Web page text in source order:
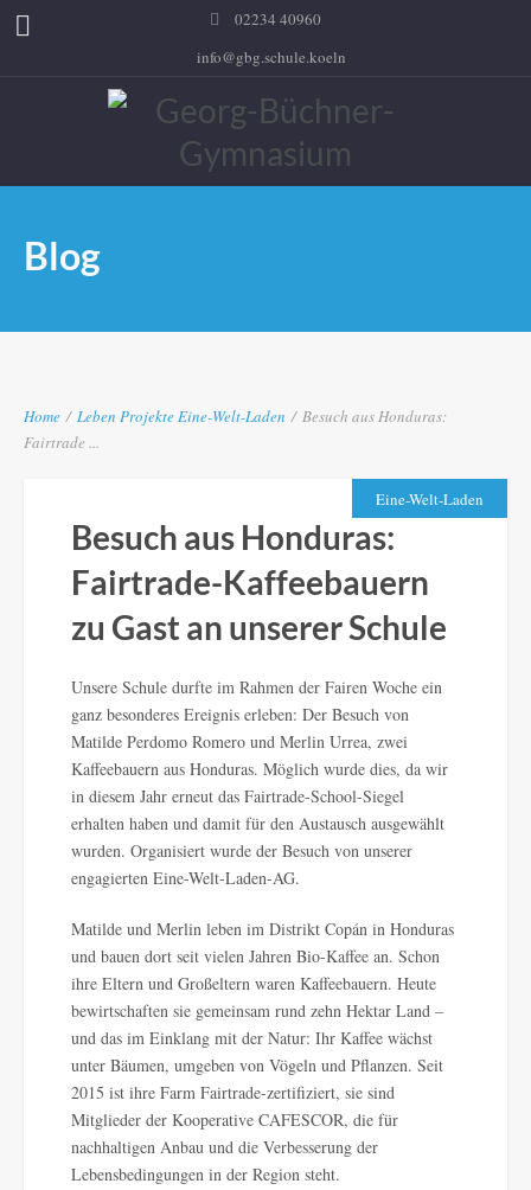
02234 40960
info@gbg.schule.koeln
Blog
Home / Leben ProjekteEine-Welt-Laden / Besuch aus Honduras:
Fairtrade ...
Eine-Welt-Laden
Besuch aus Honduras:
Fairtrade-Kaffeebauern
zu Gast an unserer Schule
Unsere Schule durfte im Rahmen der Fairen Woche ein
ganz besonderes Ereignis erleben: Der Besuch von
Matilde Perdomo Romero und Merlin Urrea, zwei
Kaffeebauern aus Honduras. Möglich wurde dies, da wir
in diesem Jahr erneut das Fairtrade-School-Siegel
erhalten haben und damit für den Austausch ausgewählt
wurden. Organisiert wurde der Besuch von unserer
engagierten Eine-Welt-Laden-AG.
Matilde und Merlin leben im Distrikt Copán in Honduras
und bauen dort seit vielen Jahren Bio-Kaffee an. Schon
ihre Eltern und Großeltern waren Kaffeebauern. Heute
bewirtschaften sie gemeinsam rund zehn Hektar Land –
und das im Einklang mit der Natur: Ihr Kaffee wächst
unter Bäumen, umgeben von Vögeln und Pflanzen. Seit
2015 ist ihre Farm Fairtrade-zertifiziert, sie sind
Mitglieder der Kooperative CAFESCOR, die für
nachhaltigen Anbau und die Verbesserung der
Lebensbedingungen in der Region steht.